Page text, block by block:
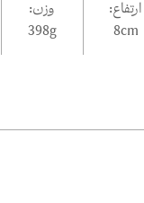
ارتفاع:
8cm
وزن:
398g